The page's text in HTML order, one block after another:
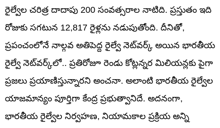
రైల్వేల చరిత్ర దాదాపు 200 సంవత్సరాల నాటిది. ప్రస్తుతం ఇది
రోజుకు సగటున 12,817 రైళ్లను నడుపుతోంది. దీనితో,
ప్రపంచంలోనే నాల్గవ అతిపెద్ద రైల్వే నెట్‌వర్క్ అయిన భారతీయ
రైల్వే నెట్‌వర్క్‌లో.. ప్రతిరోజూ రెండు కోట్లన్నర మిలియన్లకు పైగా
ప్రజలు ప్రయాణిస్తున్నారని అంచనా. అలాంటి భారతీయ రైల్వేల
యాజమాన్యం పూర్తిగా కేంద్ర ప్రభుత్వానిదే. అదనంగా,
భారతీయ రైల్వేల నిర్వహణ, నియామకాల ప్రక్రియ అన్ని